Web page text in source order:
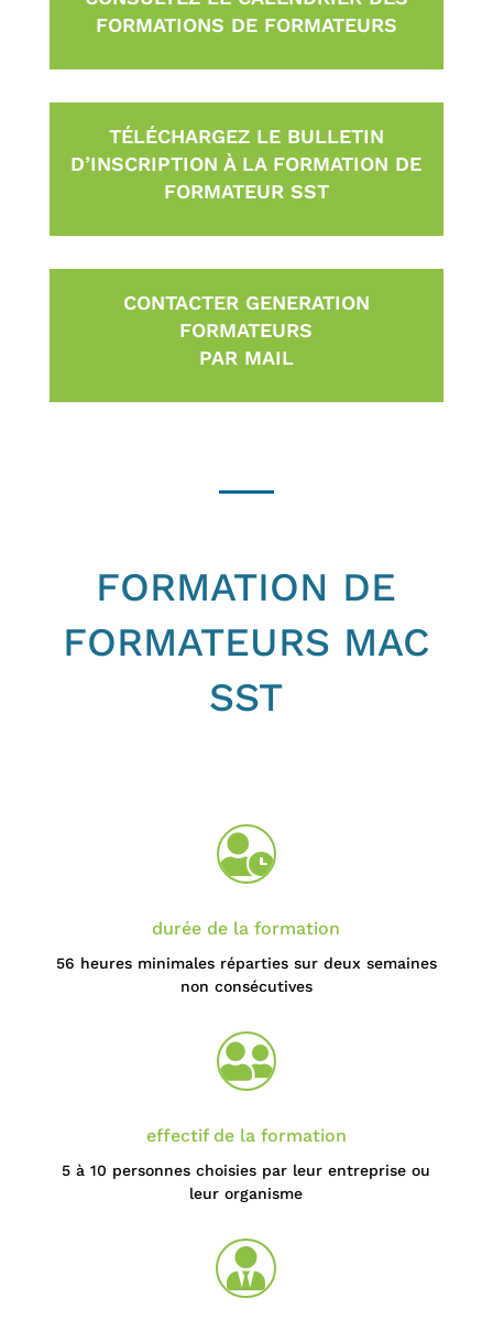
FORMATIONS DE FORMATEURS
TÉLÉCHARGEZ LE BULLETIN
D’INSCRIPTION À LA FORMATION DE
FORMATEUR SST
CONTACTER GENERATION
FORMATEURS
PAR MAIL
FORMATION DE
FORMATEURS MAC
SST

durée de la formation
56 heures minimales réparties sur deux semaines
non consécutives

effectif de la formation
5 à 10 personnes choisies par leur entreprise ou
leur organisme
